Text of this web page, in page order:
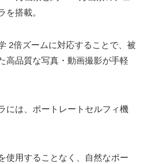
を搭載。
2倍ズームに対応することで、被
高品質な写真・動画撮影が手軽
には、ポートレートセルフィ機
使用することなく、自然なポー